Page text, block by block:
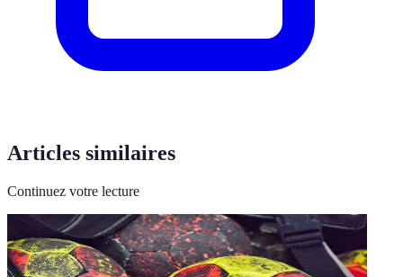
Articles similaires
Continuez votre lecture